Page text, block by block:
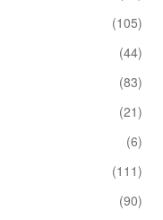
(105)
(44)
(83)
(21)
(6)
(111)
(90)